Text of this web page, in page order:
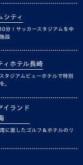
シティ
分！サッカースタジアムを中
設
ィホテル長崎
タジアムビューホテルで特別
。
イランド
に面したゴルフ＆ホテルのリ